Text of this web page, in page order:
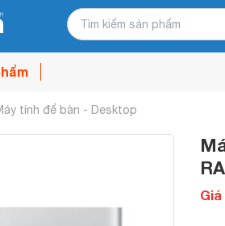
tính để bàn - Desktop
Giá